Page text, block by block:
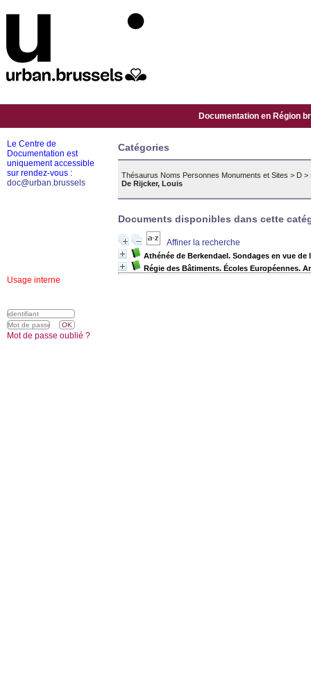
Documentation en Région
Catégories
Thésaurus Noms Personnes Monuments et Sites > D >
De Rijcker, Louis
Documents disponibles dans cette
Affiner la recherche
Athénée de Berkendael. Sondages en vue
Régie des Bâtiments. Écoles Européennes.
Le Centre de
Documentation est
uniquement accessible
sur rendez-vous :
doc@urban.brussels
Usage interne
Mot de passe oublié ?